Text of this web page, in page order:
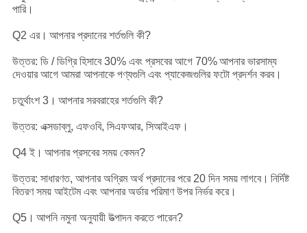
পারি।
Q2 এর। আপনার প্রদানের শর্তগুলি কী?
উত্তর: ডি / ডিগ্রি হিসাবে 30% এবং প্রসবের আগে 70%আপনার ভারসাম্য
দেওয়ার আগে আমরা আপনাকে পণ্যগুলি এবং প্যাকেজগুলির ফটো প্রদর্শন করব।
চতুর্থাংশ 3। আপনার সরবরাহের শর্তগুলি কী?
উত্তর: এক্সডাব্লু, এফওবি, সিএফআর, সিআইএফ।
Q4 ই। আপনার প্রসবের সময় কেমন?
উত্তর: সাধারণত, আপনার অগ্রিম অর্থ প্রদানের পরে 20 দিন সময় লাগবে। নির্দিষ্ট
বিতরণ সময় আইটেম এবং আপনার অর্ডার পরিমাণ উপর নির্ভর করে।
Q5। আপনি নমুনা অনুযায়ী উত্পাদন করতে পারেন?